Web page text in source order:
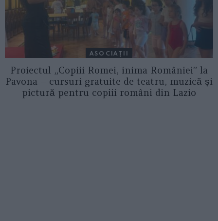
ASOCIAŢII
Proiectul „Copiii Romei, inima României” la
Pavona – cursuri gratuite de teatru, muzică și
pictură pentru copiii români din Lazio